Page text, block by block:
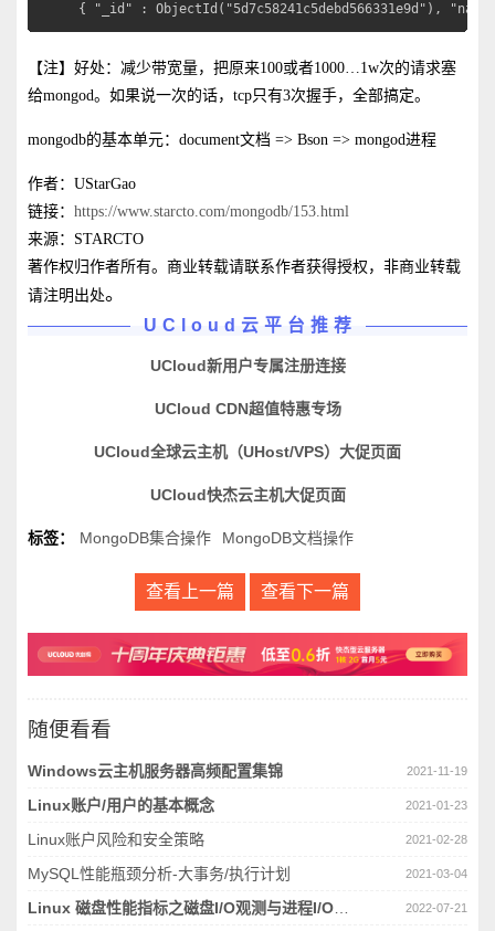
{ "_id" : ObjectId("5d7c58241c5debd566331e9d"),
【注】好处：减少带宽量，把原来100或者1000…1w次的请求塞
给mongod。如果说一次的话，tcp只有3次握手，全部搞定。
mongodb的基本单元：document文档 => Bson => mongod进程
作者：UStarGao
链接： https://www.starcto.com/mongodb/153.html
来源：STARCTO
著作权归作者所有。商业转载请联系作者获得授权，非商业转载
请注明出处。
UCloud云平台推荐
UCloud新用户专属注册连接
UCloud CDN超值特惠专场
UCloud全球云主机（UHost/VPS）大促页面
UCloud快杰云主机大促页面
标签： MongoDB集合操作 MongoDB文档操作
查看上一篇 查看下一篇
随便看看
2021-11-19
Windows云主机服务器高频配置集锦
2021-01-23
Linux账户/用户的基本概念
2021-02-28
Linux账户风险和安全策略
2021-03-04
MySQL性能瓶颈分析-大事务/执行计划
2022-07-21